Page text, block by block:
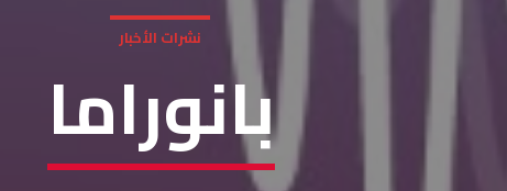
نشرات الأخبار
بانوراما